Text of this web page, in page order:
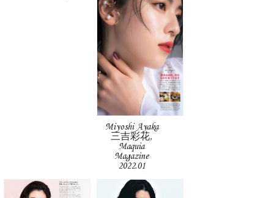
Miyoshi Ayaka
三吉彩花,
Maquia
Magazine
2022.01